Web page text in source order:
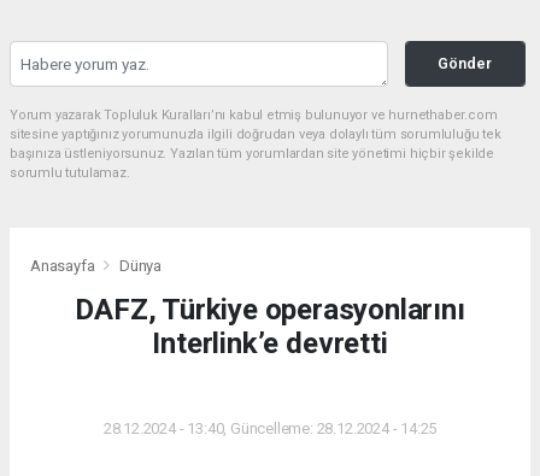
Gönder
Yorum yazarak Topluluk Kuralları’nı kabul etmiş bulunuyor ve hurnethaber.com
sitesine yaptığınız yorumunuzla ilgili doğrudan veya dolaylı tüm sorumluluğu tek
başınıza üstleniyorsunuz. Yazılan tüm yorumlardan site yönetimi hiçbir şekilde
sorumlu tutulamaz.
Anasayfa Dünya
DAFZ, Türkiye operasyonlarını
Interlink’e devretti
28.12.2024 - 13:40, Güncelleme: 28.12.2024 - 14:25